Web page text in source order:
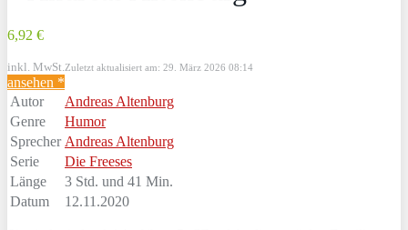
6,92 €
inkl. MwSt. Zuletzt aktualisiert am: 29. März 2026 08:14
ansehen *
Autor
Andreas Altenburg
Genre
Humor
Sprecher Andreas Altenburg
Serie
Die Freeses
Länge
3 Std. und 41 Min.
Datum
12.11.2020